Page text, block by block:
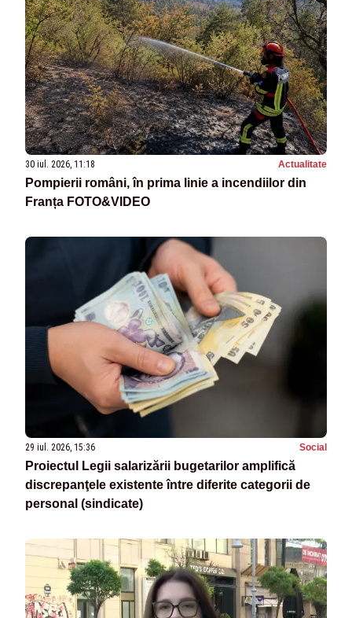
30 iul. 2026, 11:18 Actualitate
Pompierii români, în prima linie a incendiilor din
Franța FOTO&VIDEO
29 iul. 2026, 15:36 Social
Proiectul Legii salarizării bugetarilor amplifică
discrepanţele existente între diferite categorii de
personal (sindicate)